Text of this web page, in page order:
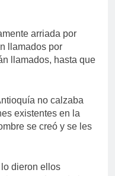
arriada por
llamados por
llamados, hasta que
no calzaba
existentes en la
se creó y se les
lo dieron ellos